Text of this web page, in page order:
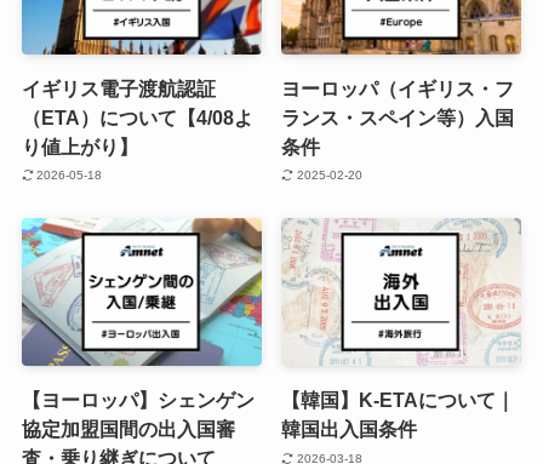
イギリス電子渡航認証
（ETA）について【4/08よ
り値上がり】
2026-05-18
ヨーロッパ（イギリス・フ
ランス・スペイン等）入国
条件
2025-02-20
【ヨーロッパ】シェンゲン
協定加盟国間の出入国審
査・乗り継ぎについて
【韓国】K-ETAについて｜
韓国出入国条件
2026-03-18